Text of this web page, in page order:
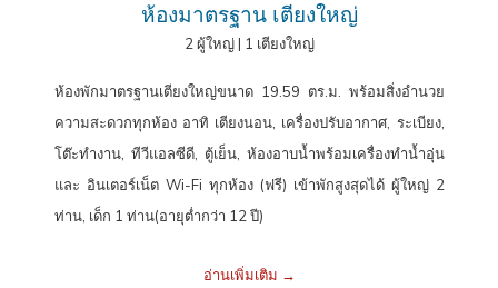
โรงแรมราคาประหยัดในภูเก็ต โรงแรมใกล้ภูเก็ต โอ
ไม่ว่าจะเดินทางมาเที่ยว เดินทางไปทำงาน หรือเดินทางติดต่อธุรกิจ
อีกหนึ่งทางเลือกที่ดีที่สุด สำหรับผู้มองหา
โรงแรมราคาประหยัดในเมือง
เอเชียแปซิฟิก มาสัมผัสประสบการณ์การเข้าพักโรงแรมฮ็อป อินน์ เครือข่าย
สม่ำเสมอ ภายใต้เป้าหมายของการเป็น “โรงแรมราคาประหยัดที่ดีที่สุดใน
ห้องมาตรฐาน เตียงใหญ่
2 ผู้ใหญ่| 1 เตียงใหญ่
ห้องพักมาตรฐานเตียงใหญ่ขนาด 19.59 ตร.ม. พร้อมสิ่งอำนวย
ความสะดวกทุกห้อง อาทิ เตียงนอน, เครื่องปรับอากาศ, ระเบียง,
โต๊ะทำงาน, ทีวีแอลซีดี, ตู้เย็น, ห้องอาบน้ำพร้อมเครื่องทำน้ำอุ่น
และ อินเตอร์เน็ต Wi-Fi ทุกห้อง (ฟรี) เข้าพักสูงสุดได้ ผู้ใหญ่ 2
ท่าน, เด็ก 1 ท่าน(อายุต่ำกว่า 12 ปี)
อ่านเพิ่มเติม